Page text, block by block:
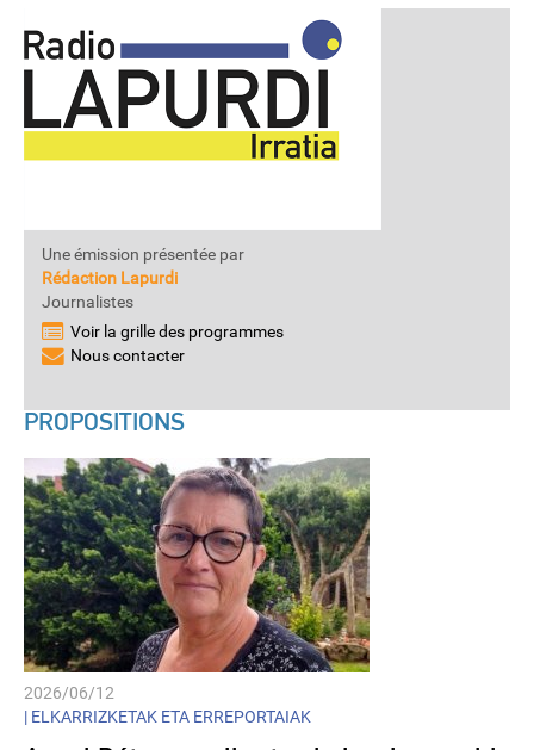
Une émission présentée par
Rédaction Lapurdi
Journalistes
Voir la grille des programmes
Nous contacter
PROPOSITIONS
2026/06/12
| ELKARRIZKETAK ETA ERREPORTAIAK